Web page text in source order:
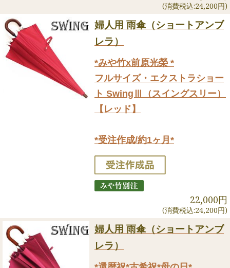
(消費税込:24,200円)
婦人用 雨傘（ショートアンブ
レラ）
*みや竹x前原光榮 *
フルサイズ・エクストラショー
ト SwingⅢ（スイングスリー）
【レッド】
*受注作成/約1ヶ月*
22,000円
(消費税込:24,200円)
婦人用 雨傘（ショートアンブ
レラ）